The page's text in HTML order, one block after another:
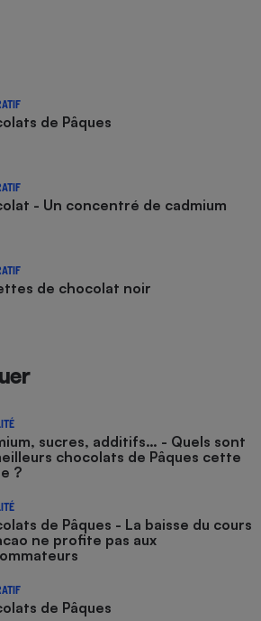
de Pâques
- Un concentré de cadmium
de chocolat noir
sucres, additifs… - Quels sont
chocolats de Pâques cette
?
de Pâques - La baisse du cours
ne profite pas aux
de Pâques